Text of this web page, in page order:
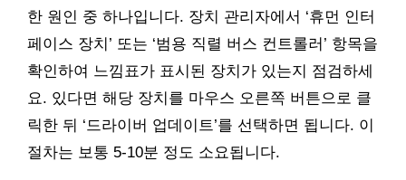
한 원인 중 하나입니다. 장치 관리자에서 ‘휴먼 인터
페이스 장치’ 또는 ‘범용 직렬 버스 컨트롤러’ 항목을
확인하여 느낌표가 표시된 장치가 있는지 점검하세
요. 있다면 해당 장치를 마우스 오른쪽 버튼으로 클
릭한 뒤 ‘드라이버 업데이트’를 선택하면 됩니다. 이
절차는 보통 5-10분 정도 소요됩니다.